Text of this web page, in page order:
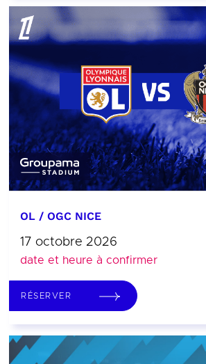
OL / OGC NICE
17 octobre 2026
date et heure à confirmer
RÉSERVER